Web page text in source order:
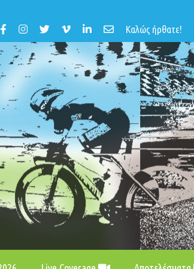
Καλώς ήρθατε!